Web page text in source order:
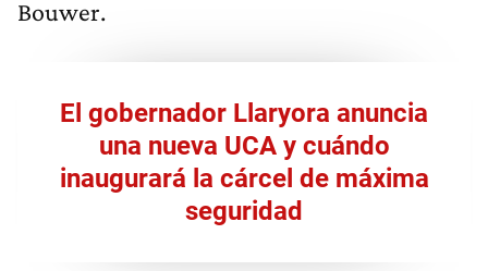
Bouwer.
El gobernador Llaryora anuncia
una nueva UCA y cuándo
inaugurará la cárcel de máxima
seguridad